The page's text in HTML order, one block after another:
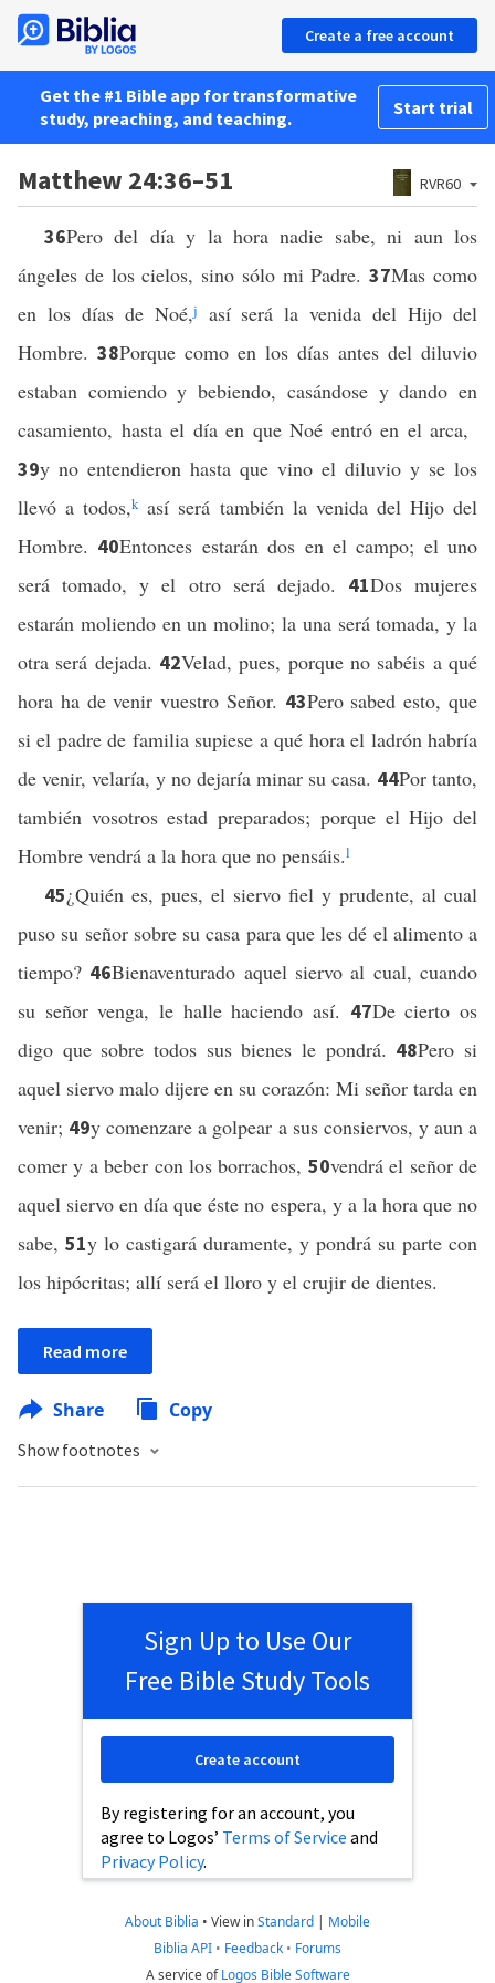
Create a free account
Get the #1 Bible app for transformative
study, preaching, and teaching.
Start trial
Matthew 24:36–51 RVR60
36Pero del día y la hora nadie sabe, ni aun los
ángeles de los cielos, sino sólo mi Padre.37Mas como
en los días de Noé,j
así será la venida del Hijo del
Hombre. 38Porque como en los días antes del diluvio
estaban comiendo y bebiendo, casándose y dando en
casamiento, hasta el día en que Noé entró en el arca,
39y no entendieron hasta que vino el diluvio y se los
llevó a todos,kasí será también la venida del Hijo del
Hombre. 40Entonces estarán dos en el campo; el uno
será tomado, y el otro será dejado. 41Dos mujeres
estarán moliendo en un molino; la una será tomada, y la
otra será dejada. 42Velad, pues, porque no sabéis a qué
hora ha de venir vuestro Señor. 43Pero sabed esto, que
si el padre de familia supiese a qué hora el ladrón habría
de venir, velaría, y no dejaría minar su casa. 44Por tanto,
también vosotros estad preparados; porque el Hijo del
Hombre vendrá a la hora que no pensáis.l
45¿Quién es, pues, el siervo fiel y prudente, al cual
puso su señor sobre su casa para que les dé el alimento a
tiempo? 46Bienaventurado aquel siervo al cual, cuando
su señor venga, le halle haciendo así. 47De cierto os
digo que sobre todos sus bienes le pondrá. 48Pero si
aquel siervo malo dijere en su corazón: Mi señor tarda en
venir; 49y comenzare a golpear a sus consiervos, y aun a
comer y a beber con los borrachos, 50vendrá el señor de
aquel siervo en día que éste no espera, y a la hora que no
sabe, 51y lo castigará duramente, y pondrá su parte con
los hipócritas; allí será el lloro y el crujir de dientes.
Read more
Share Copy
Show footnotes
Sign Up to Use Our
Free Bible Study Tools
By registering for an account, you
agree to Logos’ Terms of Service and
Privacy Policy.
Create account
About Biblia • View inStandard | Mobile
Biblia API • Feedback • Forums
A service ofLogos Bible Software